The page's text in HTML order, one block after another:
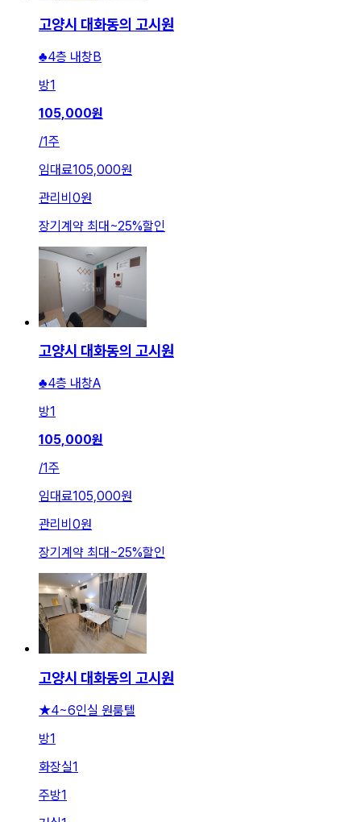
고양시 대화동의 고시원
♣4층 내창B
방1
105,000원
/1주
임대료105,000원
관리비 0원
장기계약 최대~25%할인
고양시 대화동의 고시원
♣4층 내창A
방1
105,000원
/1주
임대료105,000원
관리비 0원
장기계약 최대 ~25%할인
고양시 대화동의 고시원
★4~6인실 원룸텔
방1
화장실1
주방1